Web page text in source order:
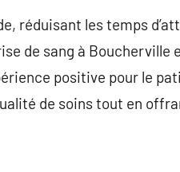
réduisant les temps
de sang à Boucherville
positive pour le
de soins tout en